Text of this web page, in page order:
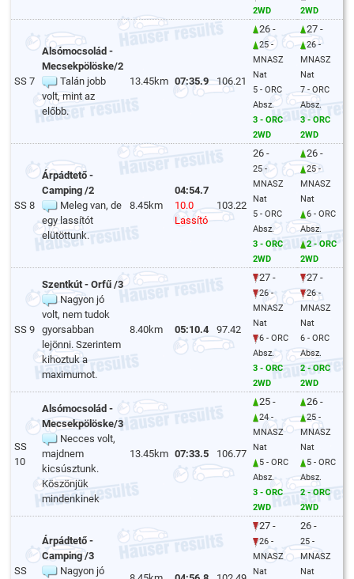
2WD
2WD
SS 7
Alsómocsolád -
Mecsekpölöske/2
Talán jobb
volt, mint az
előbb.
13.45km 07:35.9 106.21
26 -
25 -
MNASZ
Nat
5 - ORC
Absz.
3 - ORC
2WD
27 -
26 -
MNASZ
Nat
7 - ORC
Absz.
3 - ORC
2WD
SS 8
Árpádtető -
Camping /2
Meleg van, de
egy lassítót
elütöttunk.
8.45km
04:54.7
10.0
Lassító
103.22
26 -
25 -
MNASZ
Nat
5 - ORC
Absz.
3 - ORC
2WD
26 -
25 -
MNASZ
Nat
6 - ORC
Absz.
2 - ORC
2WD
SS 9
Szentkút - Orfű /3
Nagyon jó
volt, nem tudok
gyorsabban
lejönni. Szerintem
kihoztuk a
maximumot.
8.40km 05:10.4 97.42
27 -
26 -
MNASZ
Nat
6 - ORC
Absz.
3 - ORC
2WD
27 -
26 -
MNASZ
Nat
6 - ORC
Absz.
2 - ORC
2WD
SS
10
Alsómocsolád -
Mecsekpölöske/3
Necces volt,
majdnem
kicsúsztunk.
Köszönjük
mindenkinek
13.45km 07:33.5 106.77
25 -
24 -
MNASZ
Nat
5 - ORC
Absz.
3 - ORC
2WD
26 -
25 -
MNASZ
Nat
5 - ORC
Absz.
2 - ORC
2WD
SS
Árpádtető -
Camping /3
Nagyon jó
27 -
26 -
MNASZ
Nat
26 -
25 -
MNASZ
Nat